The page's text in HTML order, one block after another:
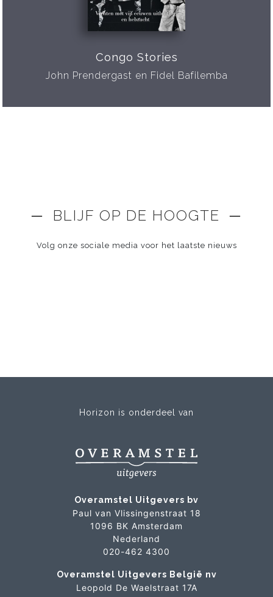
Congo Stories
John Prendergast en Fidel Bafilemba
─ BLIJF OP DE HOOGTE ─
Volg onze sociale media voor het laatste nieuws
Horizon is onderdeel van
Overamstel Uitgevers bv
Paul van Vlissingenstraat 18
1096 BK Amsterdam
Nederland
020-462 4300
Overamstel Uitgevers België nv
Leopold De Waelstraat 17A